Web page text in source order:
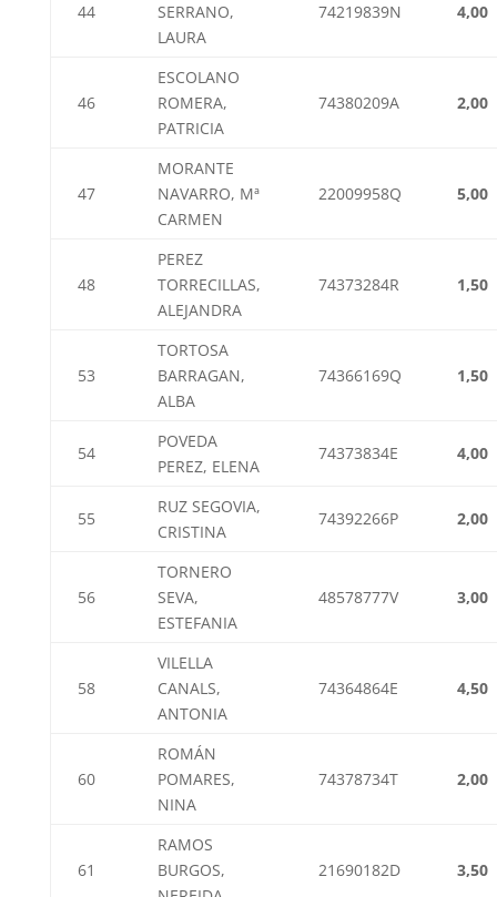
44
SERRANO,
LAURA
74219839N 4,00
46
ESCOLANO
ROMERA,
PATRICIA
74380209A 2,00
47
MORANTE
NAVARRO, Mª
CARMEN
22009958Q 5,00
48
PEREZ
TORRECILLAS,
ALEJANDRA
74373284R 1,50
53
TORTOSA
BARRAGAN,
ALBA
74366169Q 1,50
54
POVEDA
PEREZ, ELENA
74373834E 4,00
55
RUZ SEGOVIA,
CRISTINA
74392266P 2,00
56
TORNERO
SEVA,
ESTEFANIA
48578777V 3,00
58
VILELLA
CANALS,
ANTONIA
74364864E 4,50
60
ROMÁN
POMARES,
NINA
74378734T 2,00
61
RAMOS
BURGOS,
21690182D 3,50